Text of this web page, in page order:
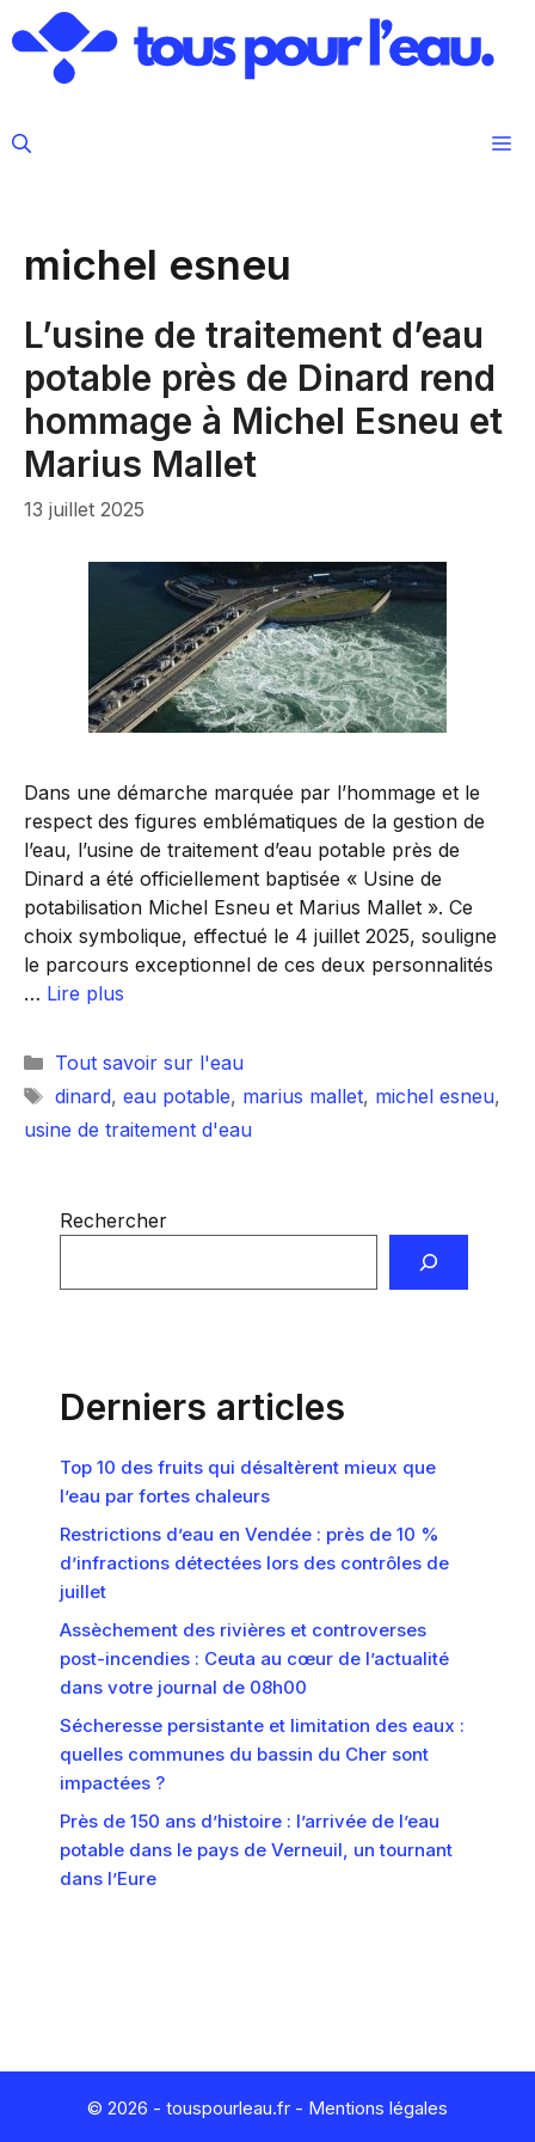
au
contenu
michel esneu
L’usine de traitement d’eau
potable près de Dinard rend
hommage à Michel Esneu et
Marius Mallet
13 juillet 2025
Dans une démarche marquée par l’hommage et le
respect des figures emblématiques de la gestion de
l’eau, l’usine de traitement d’eau potable près de
Dinard a été officiellement baptisée « Usine de
potabilisation Michel Esneu et Marius Mallet ». Ce
choix symbolique, effectué le 4 juillet 2025, souligne
le parcours exceptionnel de ces deux personnalités
… Lire plus
Catégories
Tout savoir sur l'eau
Étiquettes
dinard, eau potable, marius mallet, michel esneu,
usine de traitement d'eau
Rechercher
Derniers articles
Top 10 des fruits qui désaltèrent mieux que
l’eau par fortes chaleurs
Restrictions d’eau en Vendée : près de 10 %
d’infractions détectées lors des contrôles de
juillet
Assèchement des rivières et controverses
post-incendies : Ceuta au cœur de l’actualité
dans votre journal de 08h00
Sécheresse persistante et limitation des eaux :
quelles communes du bassin du Cher sont
impactées ?
Près de 150 ans d’histoire : l’arrivée de l’eau
potable dans le pays de Verneuil, un tournant
dans l’Eure
© 2026 - touspourleau.fr - Mentions légales